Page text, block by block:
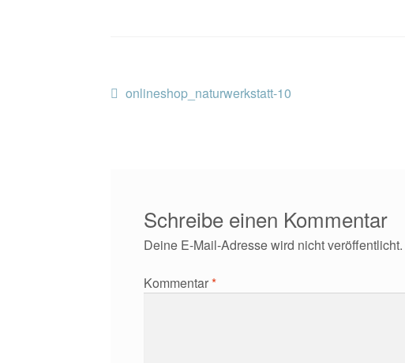
Beitragsnavigation
Vorheriger
onlineshop_naturwerkstatt-10
Schreibe einen Kommentar
Deine E-Mail-Adresse wird nicht veröffentlicht.
Kommentar*